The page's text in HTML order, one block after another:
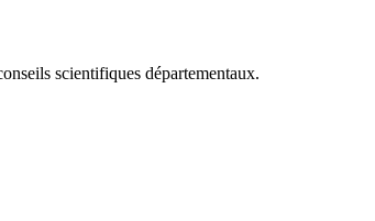
scientifiques départementaux.